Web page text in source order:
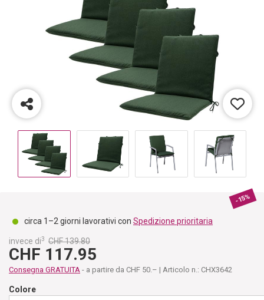
-15%
circa 1–2 giorni lavorativi con Spedizione prioritaria
invece di3 CHF 139.80
CHF 117.95
Consegna GRATUITA - a partire da CHF 50.– | Articolo n.: CHX3642
Colore